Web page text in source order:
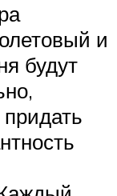
и
будут